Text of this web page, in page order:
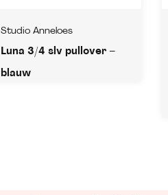
Studio Anneloes
Luna 3/4 slv pullover –
blauw